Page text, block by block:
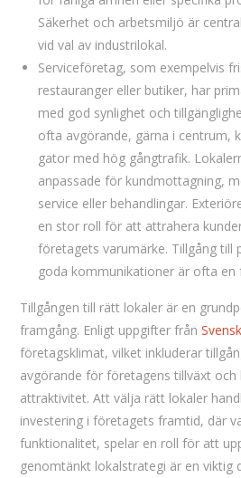
Säkerhet och arbetsmiljö är
vid val av industrilokal.
Serviceföretag, som exempelvis
restauranger eller butiker, har
med god synlighet och
ofta avgörande, gärna i centrum,
gator med hög gångtrafik.
anpassade för kundmottagning,
service eller behandlingar.
en stor roll för att attrahera
företagets varumärke. Tillgång till
goda kommunikationer är ofta en
Tillgången till rätt lokaler är en
framgång. Enligt uppgifter från
företagsklimat, vilket inkluderar
avgörande för företagens tillväxt och
attraktivitet. Att välja rätt lokaler
investering i företagets framtid, där
funktionalitet, spelar en roll för att
genomtänkt lokalstrategi är en viktig